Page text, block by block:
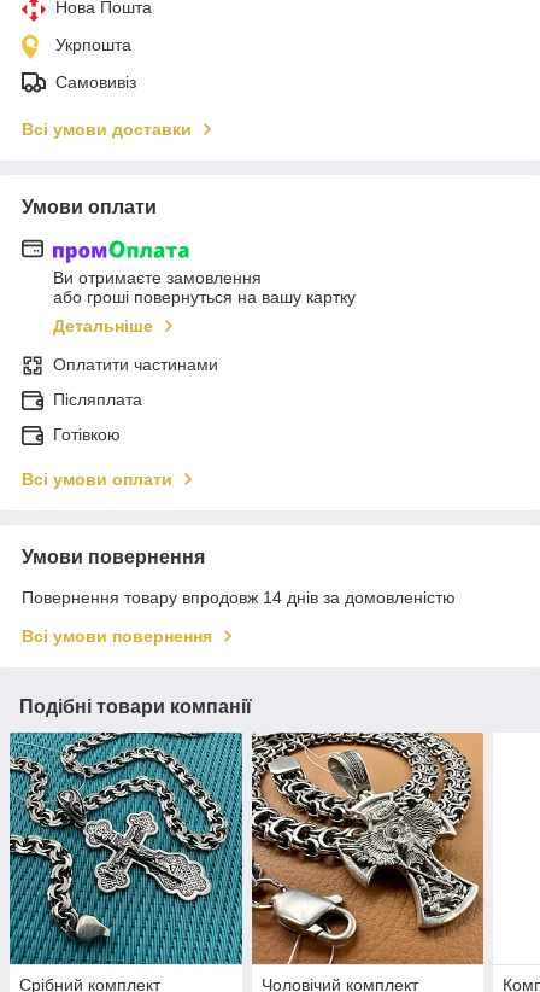
Нова Пошта
Укрпошта
Самовивіз
Всі умови доставки
Умови оплати
Ви отримаєте замовлення
або гроші повернуться на вашу картку
Детальніше
Оплатити частинами
Післяплата
Готівкою
Всі умови оплати
Умови повернення
Повернення товару впродовж 14 днів за домовленістю
Всі умови повернення
Подібні товари компанії
Срібний комплект
Чоловічий комплект